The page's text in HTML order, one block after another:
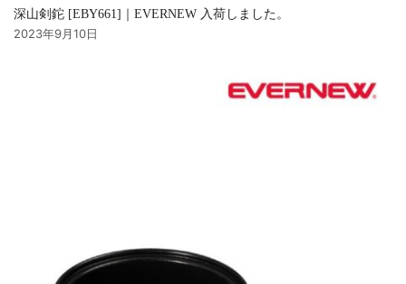
深山剣鉈 [EBY661]｜EVERNEW 入荷しました。
2023年9月10日